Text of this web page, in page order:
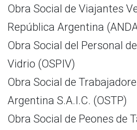
Obra Social de Viajantes
República Argentina
Obra Social del Personal
Vidrio (OSPIV)
Obra Social de
Argentina S.A.I.C. (OSTP)
Obra Social de Peones de